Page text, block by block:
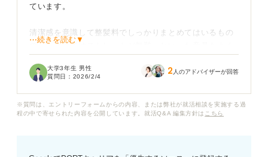
ています。
清潔感を意識して整髪料でしっかりまとめてはいるもの
の、「就活ではストレートが無難」といった意見もよく
かと不安です。
かも気になります。
⋯続きを読む▼
大学3年生 男性
質問日： 2026/2/4 2 人のアドバイザーが回答
※質問は、エントリーフォームからの内容、または弊社が就活相談を実施する過
程の中で寄せられた内容を公開しています。就活Q&A 編集方針は こちら